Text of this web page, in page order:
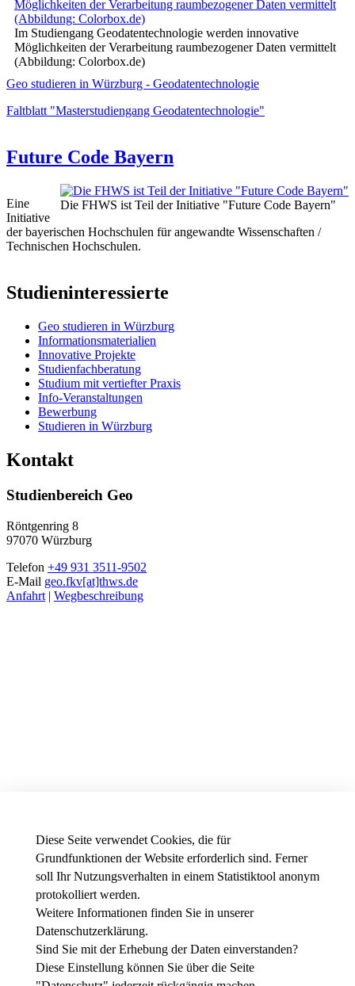
Diese Seite verwendet Cookies, die für
Grundfunktionen der Website erforderlich sind. Ferner
soll Ihr Nutzungsverhalten in einem Statistiktool anonym
protokolliert werden.
Weitere Informationen finden Sie in unserer
Datenschutzerklärung.
Sind Sie mit der Erhebung der Daten einverstanden?
Diese Einstellung können Sie über die Seite
Im Studiengang Geodatentechnologie werden innovative
Möglichkeiten der Verarbeitung raumbezogener Daten vermittelt
(Abbildung: Colorbox.de)
Geo studieren in Würzburg - Geodatentechnologie
Faltblatt "Masterstudiengang Geodatentechnologie"
Future Code Bayern
Die FHWS ist Teil der Initiative "Future Code Bayern"
Eine
Initiative
der bayerischen Hochschulen für angewandte Wissenschaften /
Technischen Hochschulen.
Studieninteressierte
Geo studieren in Würzburg
Informationsmaterialien
Innovative Projekte
Studienfachberatung
Studium mit vertiefter Praxis
Info-Veranstaltungen
Bewerbung
Studieren in Würzburg
Kontakt
Studienbereich Geo
Röntgenring 8
97070 Würzburg
Telefon +49 931 3511-9502
E-Mail geo.fkv[at]thws.de
Anfahrt | Wegbeschreibung
News - Presse
Stellenausschreibungen der THWS
Intranet
Instagram